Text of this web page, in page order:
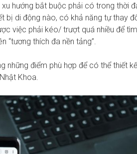
hướng bắt buộc phải có trong thời
bị di động nào, có khả năng tự thay
việc phải kéo/ trượt quá nhiều để
“tương thích đa nền tảng”.
những điểm phù hợp để có thể thiết
Khoa.